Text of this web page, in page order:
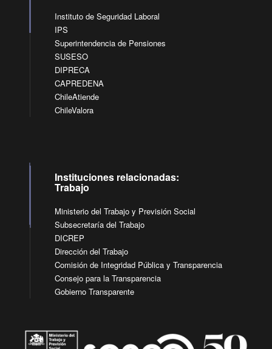
Instituto de Seguridad Laboral
IPS
Superintendencia de Pensiones
SUSESO
DIPRECA
CAPREDENA
ChileAtiende
ChileValora
Instituciones relacionadas:
Trabajo
Ministerio del Trabajo y Previsión Social
Subsecretaría del Trabajo
DICREP
Dirección del Trabajo
Comisión de Integridad Pública y Transparencia
Consejo para la Transparencia
Gobierno Transparente